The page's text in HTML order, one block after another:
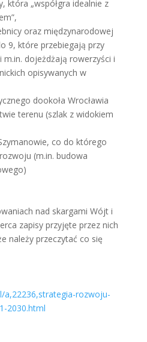
która „współgra idealnie z
oraz międzynarodowej
9, które przebiegają przy
dojeżdżają rowerzyści i
opisywanych w
dookoła Wrocławia
terenu (szlak z widokiem
co do którego
(m.in. budowa
nad skargami Wójt i
zapisy przyjęte przez nich
należy przeczytać co się
a,22236,strategia-rozwoju-
2030.html